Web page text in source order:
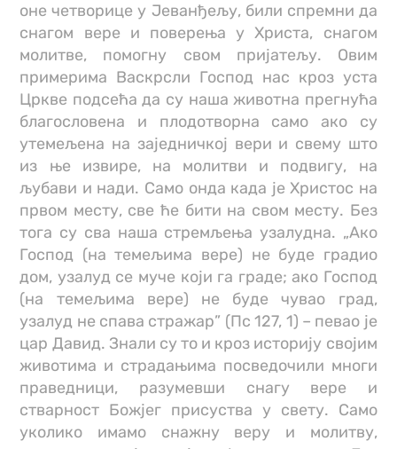
оне четворице у Јеванђељу, били спремни да
снагом вере и поверења у Христа, снагом
молитве, помогну свом пријатељу. Овим
примерима Васкрсли Господ нас кроз уста
Цркве подсећа да су наша животна прегнућа
благословена и плодотворна само ако су
утемељена на заједничкој вери и свему што
из ње извире, на молитви и подвигу, на
љубави и нади. Само онда када је Христос на
првом месту, све ће бити на свом месту. Без
тога су сва наша стремљења узалудна. „Ако
Господ (на темељима вере) не буде градио
дом, узалуд се муче који га граде; ако Господ
(на темељима вере) не буде чувао град,
узалуд не спава стражар” (Пс 127, 1) – певао је
цар Давид. Знали су то и кроз историју својим
животима и страдањима посведочили многи
праведници, разумевши снагу вере и
стварност Божјег присуства у свету. Само
уколико имамо снажну веру и молитву,